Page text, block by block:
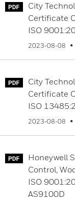
City
Certificate
ISO
2023-08-08
City
Certificate
ISO
2023-08-08
Honeywell
Control,
ISO
AS9100D